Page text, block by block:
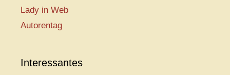
Lady in Web
Autorentag
Interessantes